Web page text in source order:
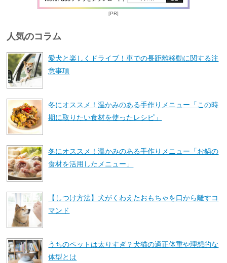
[PR]
人気のコラム
愛犬と楽しくドライブ！車での長距離移動に関する注
意事項
冬にオススメ！温かみのある手作りメニュー「この時
期に取りたい食材を使ったレシピ」
冬にオススメ！温かみのある手作りメニュー「お鍋の
食材を活用したメニュー」
【しつけ方法】犬がくわえたおもちゃを口から離すコ
マンド
うちのペットは太りすぎ？犬猫の適正体重や理想的な
体型とは